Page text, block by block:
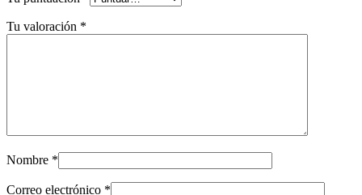
Tu valoración *
Nombre *
Correo electrónico *